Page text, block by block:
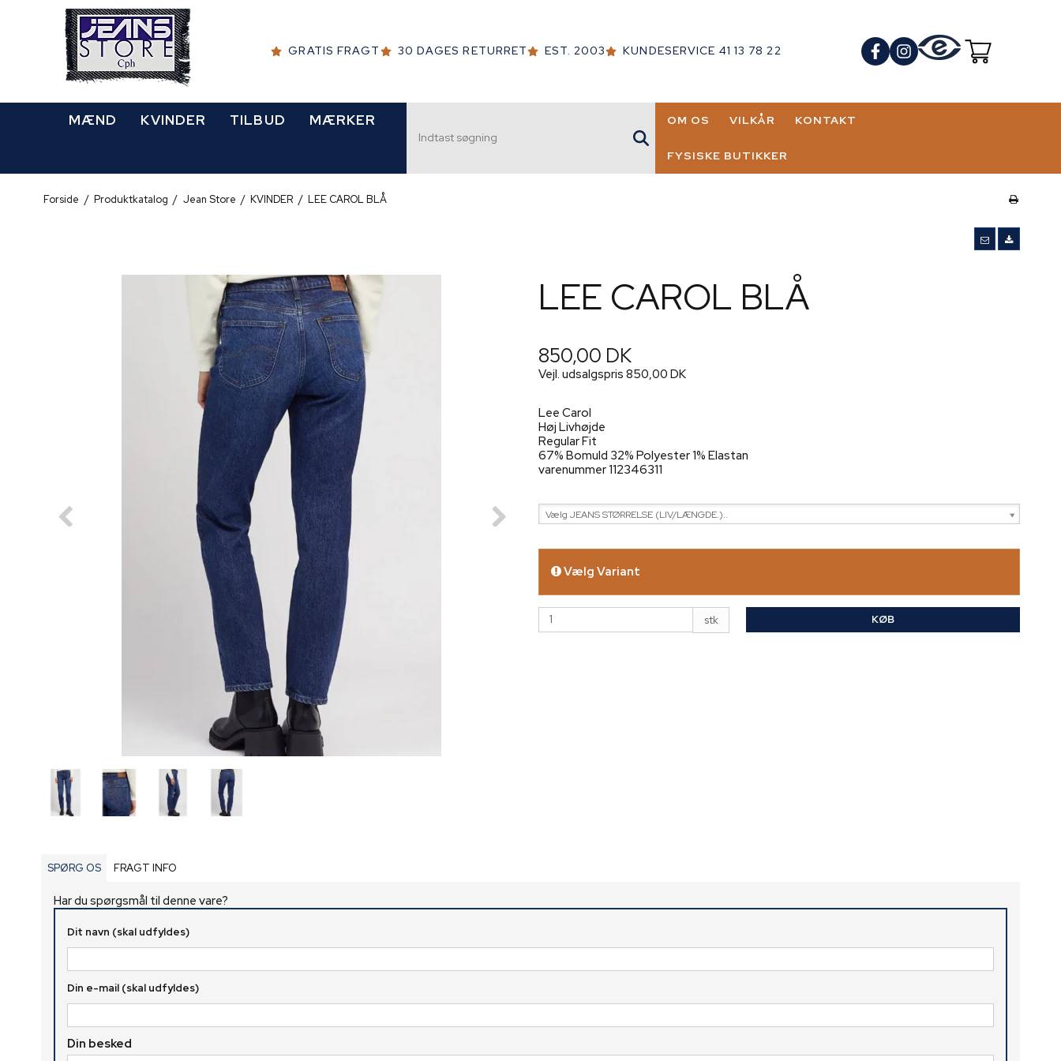
GRATIS FRAGT 30 DAGES RETURRET EST. 2003 KUNDESERVICE 41 13 78 22
MÆND KVINDER TILBUD MÆRKER OM OS VILKÅR KONTAKT
FYSISKE BUTIKKER
Forside / Produktkatalog / Jean Store / KVINDER / LEE CAROL BLÅ
LEE CAROL BLÅ
850,00 DK
Vejl. udsalgspris 850,00 DK
Lee Carol
Høj Livhøjde
Regular Fit
67% Bomuld 32% Polyester 1% Elastan
varenummer 112346311
Vælg JEANS STØRRELSE (LIV/LÆNGDE.)..
Vælg Variant
stk KØB
SPØRG OS FRAGT INFO
Har du spørgsmål til denne vare?
Dit navn (skal udfyldes)
Din e-mail (skal udfyldes)
Din besked